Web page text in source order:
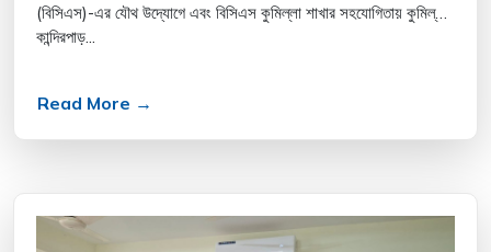
(বিসিএস)-এর যৌথ উদ্যোগে এবং বিসিএস কুমিল্লা শাখার সহযোগিতায় কুমিল্লার
কান্দিরপাড়...
Read More →